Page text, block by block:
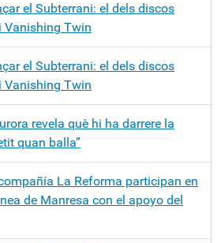
el Subterrani: el dels discos
Vanishing Twin
el Subterrani: el dels discos
Vanishing Twin
revela què hi ha darrere la
quan balla”
La Reforma participan en
de Manresa con el apoyo del